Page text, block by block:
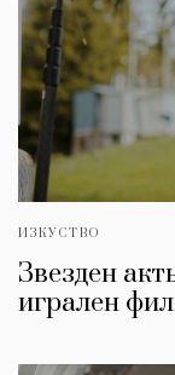
ИЗКУСТВО
Звезден
игрален